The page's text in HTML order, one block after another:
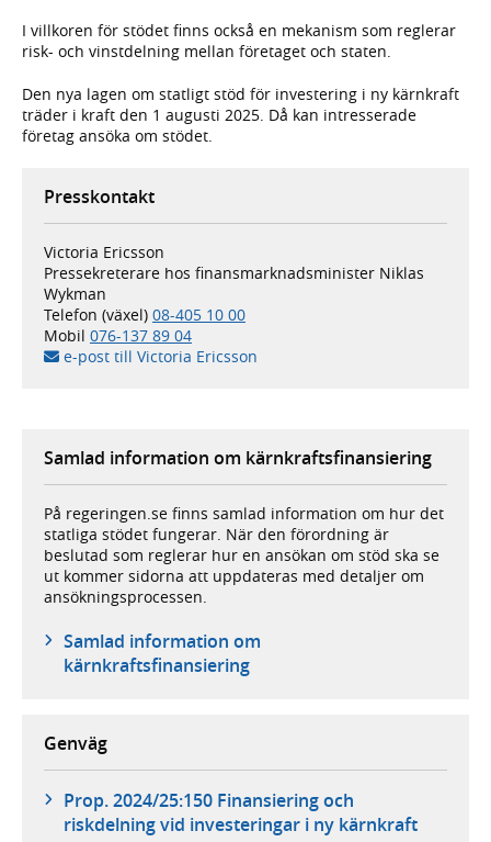
I villkoren för stödet finns också en mekanism som reglerar
risk- och vinstdelning mellan företaget och staten.
Den nya lagen om statligt stöd för investering i ny kärnkraft
träder i kraft den 1 augusti 2025. Då kan intresserade
företag ansöka om stödet.
Presskontakt
Victoria Ericsson
Pressekreterare hos finansmarknadsminister Niklas
Wykman
Telefon (växel) 08-405 10 00
Mobil 076-137 89 04
e-post till Victoria Ericsson
Samlad information om kärnkraftsfinansiering
På regeringen.se finns samlad information om hur det
statliga stödet fungerar. När den förordning är
beslutad som reglerar hur en ansökan om stöd ska se
ut kommer sidorna att uppdateras med detaljer om
ansökningsprocessen.
Samlad information om
kärnkraftsfinansiering
Genväg
Prop. 2024/25:150 Finansiering och
riskdelning vid investeringar i ny kärnkraft